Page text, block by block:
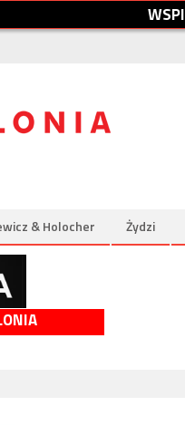
WSPI
& Holocher Żydzi